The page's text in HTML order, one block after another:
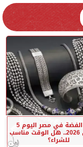
أسعار الفضة في مصر اليوم 5
أغسطس 2026.. هل الوقت مناسب
للشراء؟